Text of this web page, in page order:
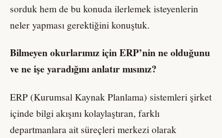
sorduk hem de bu konuda ilerlemek isteyenlerin
neler yapması gerektiğini konuştuk.
Bilmeyen okurlarımız için ERP’nin ne olduğunu
ve ne işe yaradığını anlatır mısınız?
ERP (Kurumsal Kaynak Planlama) sistemleri şirket
içinde bilgi akışını kolaylaştıran, farklı
departmanlara ait süreçleri merkezi olarak